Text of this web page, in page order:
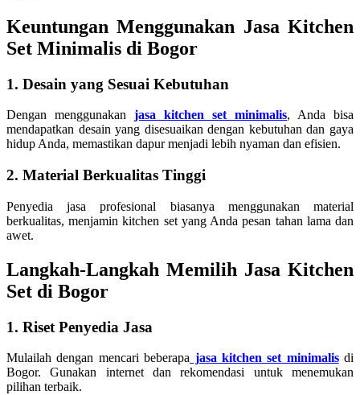
Keuntungan Menggunakan Jasa Kitchen
Set Minimalis di Bogor
1. Desain yang Sesuai Kebutuhan
Dengan menggunakan jasa kitchen set minimalis, Anda bisa
mendapatkan desain yang disesuaikan dengan kebutuhan dan gaya
hidup Anda, memastikan dapur menjadi lebih nyaman dan efisien.
2. Material Berkualitas Tinggi
Penyedia jasa profesional biasanya menggunakan material
berkualitas, menjamin kitchen set yang Anda pesan tahan lama dan
awet.
Langkah-Langkah Memilih Jasa Kitchen
Set di Bogor
1. Riset Penyedia Jasa
Mulailah dengan mencari beberapa jasa kitchen set minimalisdi
Bogor. Gunakan internet dan rekomendasi untuk menemukan
pilihan terbaik.